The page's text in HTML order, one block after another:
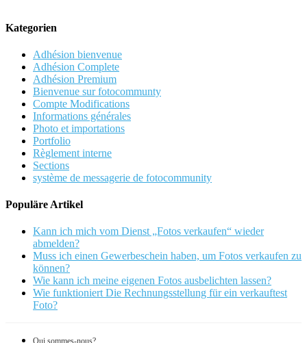
Kategorien
Adhésion bienvenue
Adhésion Complete
Adhésion Premium
Bienvenue sur fotocommunty
Compte Modifications
Informations générales
Photo et importations
Portfolio
Règlement interne
Sections
système de messagerie de fotocommunity
Populäre Artikel
Kann ich mich vom Dienst „Fotos verkaufen“ wieder
abmelden?
Muss ich einen Gewerbeschein haben, um Fotos verkaufen zu
können?
Wie kann ich meine eigenen Fotos ausbelichten lassen?
Wie funktioniert Die Rechnungsstellung für ein verkauftest
Foto?